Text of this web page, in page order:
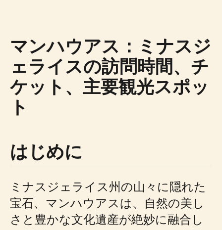
マンハウアス：ミナスジ
ェライスの訪問時間、チ
ケット、主要観光スポッ
ト
はじめに
ミナスジェライス州の山々に隠れた
宝石、マンハウアスは、自然の美し
さと豊かな文化遺産が絶妙に融合し